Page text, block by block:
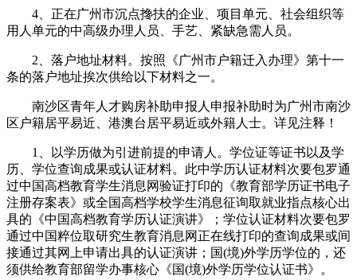
4、正在广州市沉点搀扶的企业、项目单元、社会组织等
用人单元的中高级办理人员、手艺、紧缺急需人员。
2、落户地址材料。按照《广州市户籍迁入办理》第十一
条的落户地址挨次供给以下材料之一。
南沙区青年人才购房补助申报人申报补助时为广州市南沙
区户籍居平易近、港澳台居平易近或外籍人士。详见注释！
1、以学历做为引进前提的申请人。学位证等证书以及学
历、学位查询成果或认证材料。此中学历认证材料次要包罗通
过中国高档教育学生消息网验证打印的《教育部学历证书电子
注册存案表》或全国高档学校学生消息征询取就业指点核心出
具的《中国高档教育学历认证演讲》；学位认证材料次要包罗
通过中国粹位取研究生教育消息网正在线打印的查询成果或间
接通过其网上申请出具的认证演讲；国(境)外学历学位的，还
须供给教育部留学办事核心《国(境)外学历学位认证书》。